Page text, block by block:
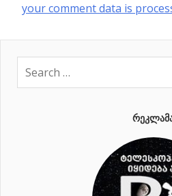
your comment data is